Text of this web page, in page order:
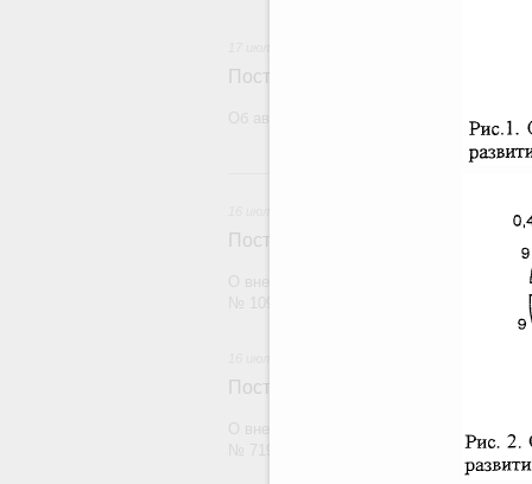
Постановление Правительства
Об авансировании государственного
Постановление Правительства
О внесении изменений в постановление
Постановление Правительства
О внесении изменений в